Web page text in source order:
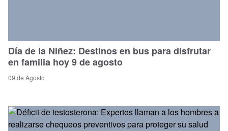
Día de la Niñez: Destinos en bus para disfrutar
en familia hoy 9 de agosto
09 de Agosto